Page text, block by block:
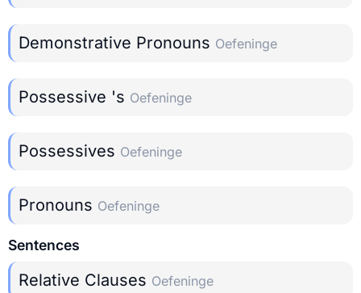
Demonstrative Pronouns Oefeninge
Possessive 's Oefeninge
Possessives Oefeninge
Pronouns Oefeninge
Sentences
Relative Clauses Oefeninge